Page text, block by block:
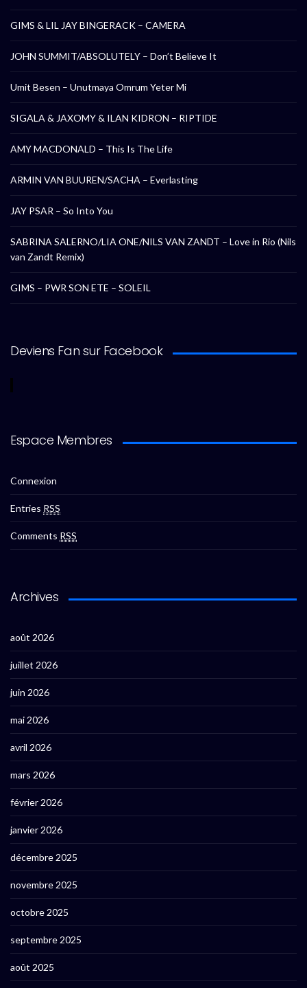
GIMS & LIL JAY BINGERACK – CAMERA
JOHN SUMMIT/ABSOLUTELY – Don’t Believe It
Umit Besen – Unutmaya Omrum Yeter Mi
SIGALA & JAXOMY & ILAN KIDRON – RIPTIDE
AMY MACDONALD – This Is The Life
ARMIN VAN BUUREN/SACHA – Everlasting
JAY PSAR – So Into You
SABRINA SALERNO/LIA ONE/NILS VAN ZANDT – Love in Rio (Nils
van Zandt Remix)
GIMS – PWR SON ETE – SOLEIL
Deviens Fan sur Facebook
Espace Membres
Connexion
Entries RSS
Comments RSS
Archives
août 2026
juillet 2026
juin 2026
mai 2026
avril 2026
mars 2026
février 2026
janvier 2026
décembre 2025
novembre 2025
octobre 2025
septembre 2025
août 2025